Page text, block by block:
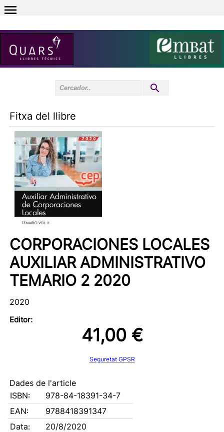
Inici sessió 0
Fitxa del llibre
CORPORACIONES LOCALES
AUXILIAR ADMINISTRATIVO
TEMARIO 2 2020
2020
Editor:
41,00 €
Seguretat GPSR
Dades de l'article
ISBN:
978-84-18391-34-7
EAN:
9788418391347
Data:
20/8/2020